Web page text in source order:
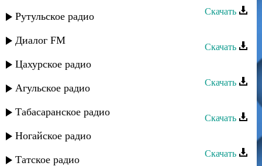
Рутульское радио
Диалог FM
Цахурское радио
Агульское радио
Табасаранское радио
Ногайское радио
Татское радио
Скачать
Скачать
Гаджимурад Рамазанов - Сон
Скачать
Скачать
Кинса - Красота не вечна
Скачать